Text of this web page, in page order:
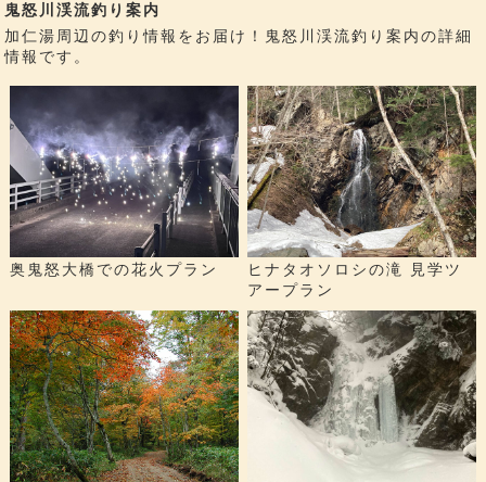
鬼怒川渓流釣り案内
加仁湯周辺の釣り情報をお届け！鬼怒川渓流釣り案内の詳細
情報です。
奥鬼怒大橋での花火プラン
ヒナタオソロシの滝 見学ツ
アープラン